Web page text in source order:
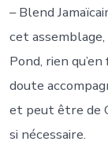
– Blend
cet assemblage,
Pond, rien
doute
et peut être de
si nécessaire.